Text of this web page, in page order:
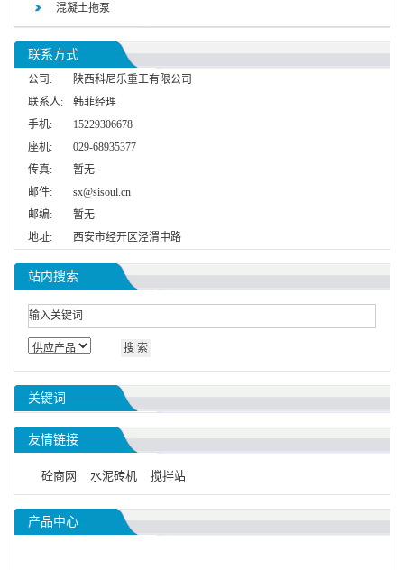
混凝土拖泵
联系方式
公司:
陕西科尼乐重工有限公司
联系人:
韩菲经理
手机:
15229306678
座机:
029-68935377
传真:
暂无
邮件:
sx@sisoul.cn
邮编:
暂无
地址:
西安市经开区泾渭中路
站内搜索
关键词
友情链接
砼商网 水泥砖机 搅拌站
产品中心